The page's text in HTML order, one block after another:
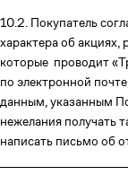
10.2. Покупатель
характера об
которые проводит
по электронной
данным, указанным
нежелания получать
написать письмо об